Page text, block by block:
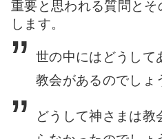
重要と思われる質問と
します。
世の中にはどうして
教会があるのでしょ
どうして神さまは教